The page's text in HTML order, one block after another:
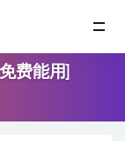
费能用]